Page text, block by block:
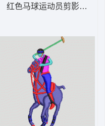
骑马 polo 男
红色马球运动员剪影 保罗